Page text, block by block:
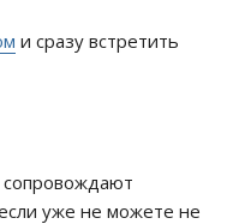
и сразу встретить
сопровождают
уже не можете не